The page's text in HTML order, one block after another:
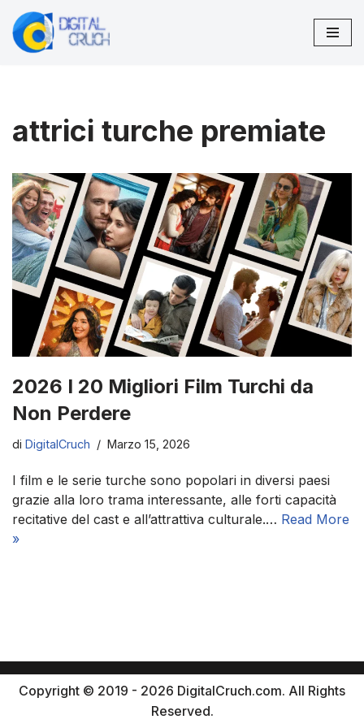
Vai
attrici turche premiate
2026 I 20 Migliori Film Turchi da
Non Perdere
di DigitalCruch Marzo 15, 2026
I film e le serie turche sono popolari in diversi paesi
grazie alla loro trama interessante, alle forti capacità
recitative del cast e all’attrattiva culturale.… Read More
»
Copyright © 2019 - 2026 DigitalCruch.com. All Rights
Reserved.